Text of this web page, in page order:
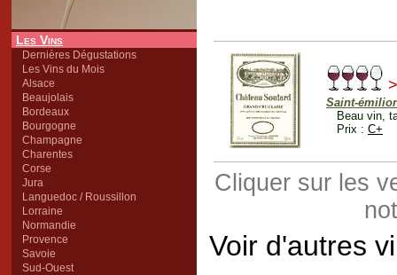
Les Vins
Dernières Dégustations
Les Vins du Mois
Alsace
Beaujolais
Bordeaux
Bourgogne
Champagne
Charentes
Corse
Jura
Languedoc / Roussillon
Lorraine
Normandie
Provence
Savoie
Sud-Ouest
Saint-
Beau vin,
Prix : C+
Cliquer sur les
Voir d'autres